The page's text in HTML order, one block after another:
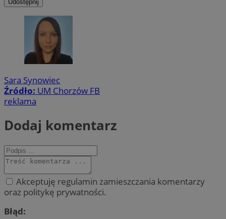
Udostępnij
Sara Synowiec
Źródło: UM Chorzów FB
reklama
Dodaj komentarz
Akceptuję regulamin zamieszczania komentarzy
oraz politykę prywatności.
Błąd: